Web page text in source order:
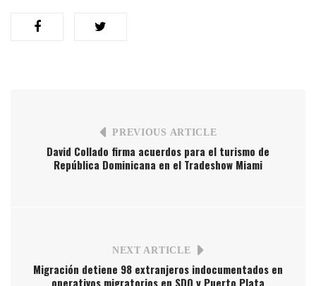
PREVIOUS ARTICLE
David Collado firma acuerdos para el turismo de
República Dominicana en el Tradeshow Miami
NEXT ARTICLE
Migración detiene 98 extranjeros indocumentados en
operativos migratorios en SDO y Puerto Plata